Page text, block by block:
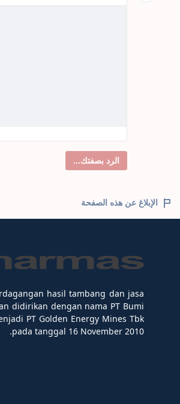
الرد بصفتك...
الإبلاغ عن هذه الصفحة
hasil tambang dan jasa
didirikan dengan nama PT Bumi
PT Golden Energy Mines Tbk
pada tanggal 16 November 2010.